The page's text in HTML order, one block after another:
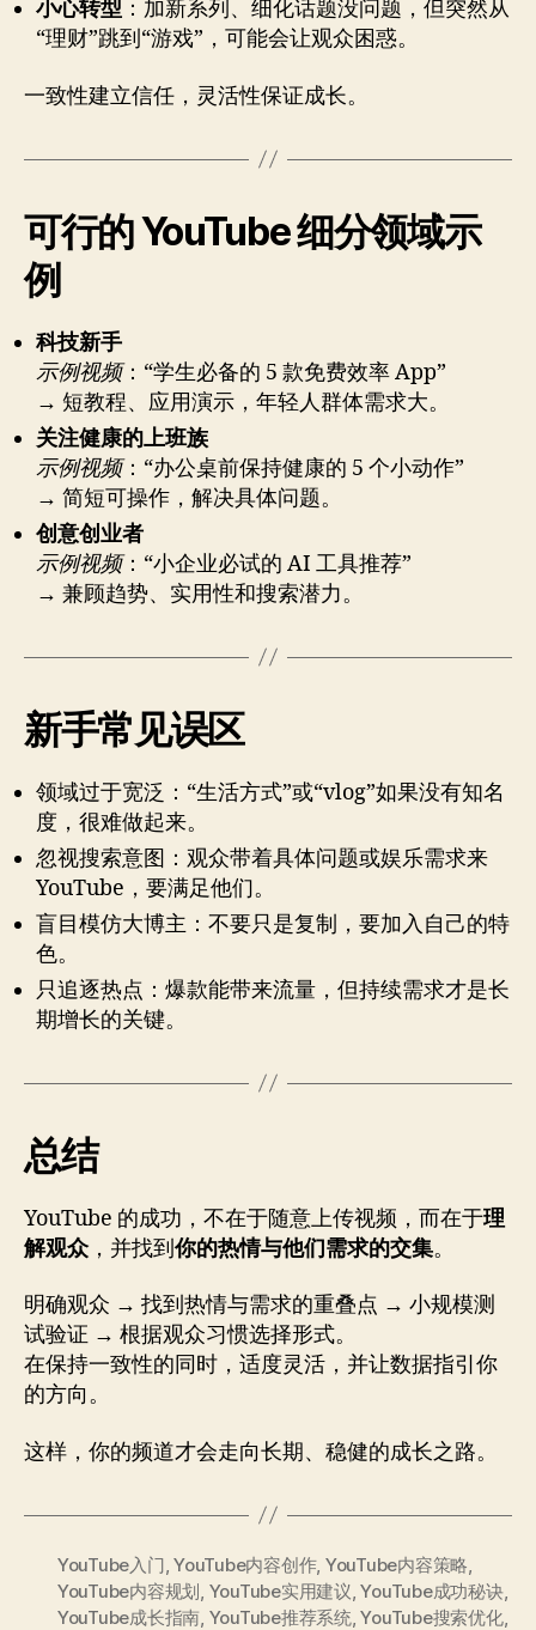
小心转型 ：加新系列、细化话题没问题，但突然从
“理财”跳到“游戏”，可能会让观众困惑。
一致性建立信任，灵活性保证成长。
可行的 YouTube 细分领域示
例
科技新手
示例视频：“学生必备的 5 款免费效率 App”
→ 短教程、应用演示，年轻人群体需求大。
关注健康的上班族
示例视频：“办公桌前保持健康的 5 个小动作”
→ 简短可操作，解决具体问题。
创意创业者
示例视频：“小企业必试的 AI 工具推荐”
→ 兼顾趋势、实用性和搜索潜力。
新手常见误区
领域过于宽泛：“生活方式”或“vlog”如果没有知名
度，很难做起来。
忽视搜索意图：观众带着具体问题或娱乐需求来
YouTube，要满足他们。
盲目模仿大博主：不要只是复制，要加入自己的特
色。
只追逐热点：爆款能带来流量，但持续需求才是长
期增长的关键。
总结
YouTube 的成功，不在于随意上传视频，而在于理
解观众，并找到你的热情与他们需求的交集。
明确观众 → 找到热情与需求的重叠点 → 小规模测
试验证 → 根据观众习惯选择形式。
在保持一致性的同时，适度灵活，并让数据指引你
的方向。
这样，你的频道才会走向长期、稳健的成长之路。
YouTube入门 ,YouTube内容创作, YouTube内容策略
YouTube内容规划 YouTube实用建议 ,YouTube成功秘诀,
YouTube成长指南 YouTube推荐系统,YouTube搜索优化,